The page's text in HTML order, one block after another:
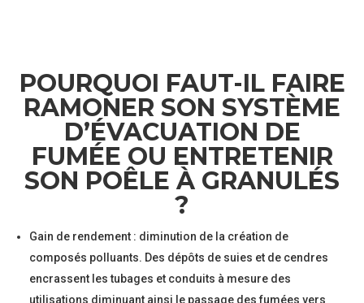
POURQUOI FAUT-IL FAIRE
RAMONER SON SYSTÈME
D’ÉVACUATION DE
FUMÉE OU ENTRETENIR
SON POÊLE À GRANULÉS
?
Gain de rendement : diminution de la création de
composés polluants. Des dépôts de suies et de cendres
encrassent les tubages et conduits à mesure des
utilisations diminuant ainsi le passage des fumées vers